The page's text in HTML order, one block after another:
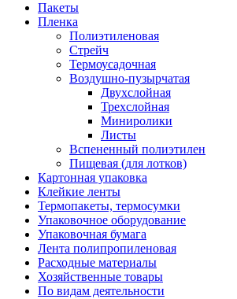
Пакеты
Пленка
Полиэтиленовая
Стрейч
Термоусадочная
Воздушно-пузырчатая
Двухслойная
Трехслойная
Миниролики
Листы
Вспененный полиэтилен
Пищевая (для лотков)
Картонная упаковка
Клейкие ленты
Термопакеты, термосумки
Упаковочное оборудование
Упаковочная бумага
Лента полипропиленовая
Расходные материалы
Хозяйственные товары
По видам деятельности